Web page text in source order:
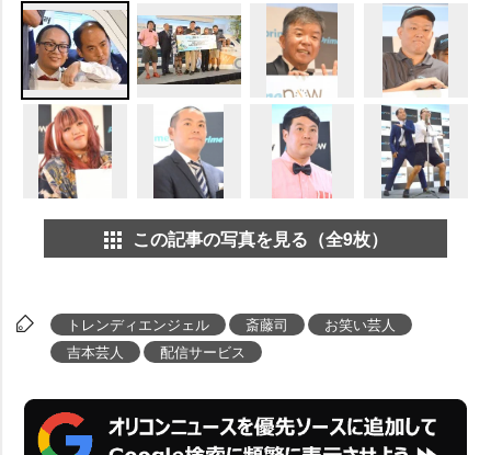
この記事の写真を見る（全9枚）
トレンディエンジェル 斎藤司
お笑い芸人
吉本芸人
配信サービス